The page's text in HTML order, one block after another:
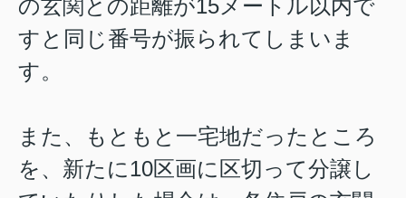
の玄関との距離が15メートル以内で
すと同じ番号が振られてしまいま
す。
また、もともと一宅地だったところ
を、新たに10区画に区切って分譲し